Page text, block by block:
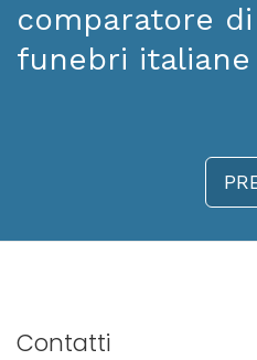
comparatore
funebri italiane
Contatti